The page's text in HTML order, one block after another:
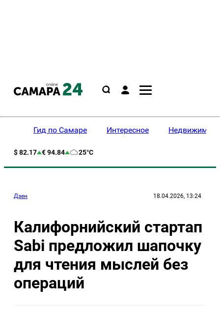
Гид по Самаре Интересное
$ 82.17 € 94.84 25°C
Дзен 18.04.2026, 13:24
Калифорнийский стартап
Sabi предложил шапочку
для чтения мыслей без
операций